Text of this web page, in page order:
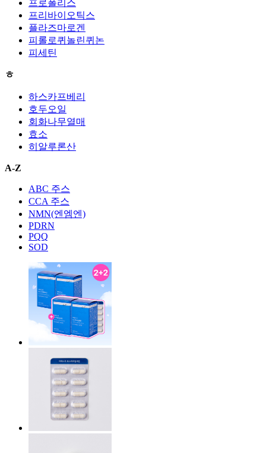
프로폴리스
프리바이오틱스
플라즈마로겐
피롤로퀴놀린퀴논
피세틴
ㅎ
하스카프베리
호두오일
회화나무열매
효소
히알루론산
A-Z
ABC 주스
CCA 주스
NMN(엔엠엔)
PDRN
PQQ
SOD